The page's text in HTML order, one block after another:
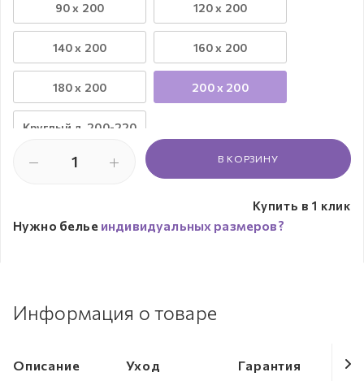
90 х 200 120 х 200
140 х 200 160 х 200
180 х 200 200 х 200
Круглый д. 200-220
В КОРЗИНУ
Купить в 1 клик
Нужно белье индивидуальных размеров?
Информация о товаре
Описание Уход Гарантия